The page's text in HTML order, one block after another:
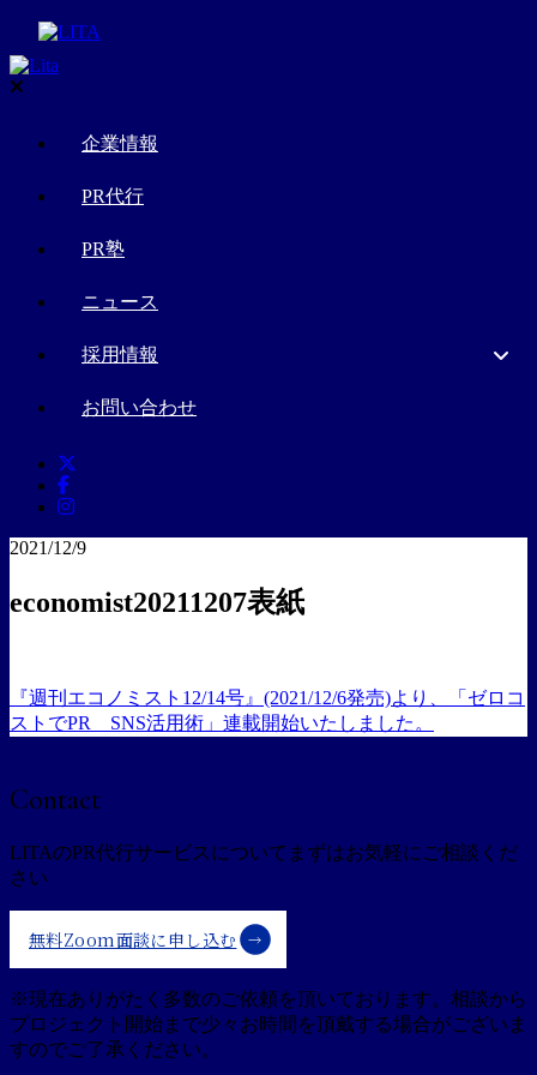
企業情報
PR代行
PR塾
ニュース
採用情報
お問い合わせ
2021/12/9
economist20211207表紙
投
稿
ビ
ゲ
ー
シ
ョ
ン
『週刊エコノミスト12/14号』(2021/12/6発売)より、「ゼロコ
ストでPR SNS活用術」連載開始いたしました。
Contact
LITAのPR代行サービスについて まずはお気軽にご相談くだ
さい
無料Zoom面談に申し込む
※現在ありがたく多数のご依頼を頂いております。 相談から
プロジェクト開始まで少々お時間を頂戴する場合がございま
すのでご了承ください。